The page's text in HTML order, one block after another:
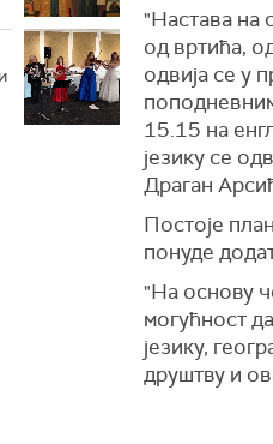
"Настава на
од вртића,
одвија се у
15.15 на
језику се
Драган
Постоје
понуде
"На основу
могућност
језику,
друштву и